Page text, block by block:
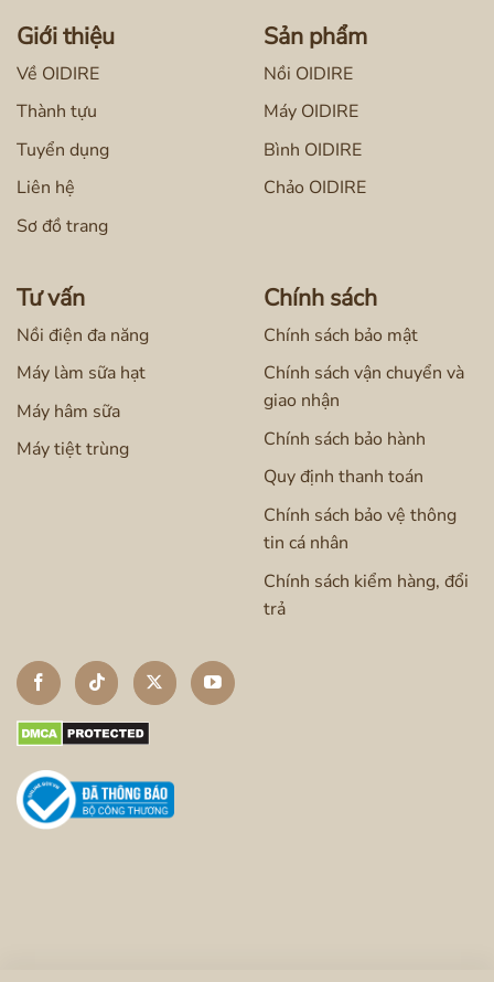
nghệ khử Clo độc quyền, loại bỏ hoàn toàn
lượng Clo dư thừa, các tạp chất và cặn bã còn sót
Bình thủy điện ODI01A có công nghệ khử Clo độc
Pha cà phê chuẩn “barista”
Bình tích hợp chế độ
“barista”. Với khả năng kiểm soát nhiệt độ chính
Giới thiệu
Về OIDIRE
Thành tựu
Tuyển dụng
Liên hệ
Sơ đồ trang
Sản phẩm
Nồi OIDIRE
Máy OIDIRE
Bình OIDIRE
Chảo OIDIRE
Tư vấn
Nồi điện đa năng
Máy làm sữa hạt
Máy hâm sữa
Máy tiệt trùng
Chính sách
Chính sách bảo mật
Chính sách vận chuyển và
giao nhận
Chính sách bảo hành
Quy định thanh toán
Chính sách bảo vệ thông
tin cá nhân
Chính sách kiểm hàng, đổi
trả